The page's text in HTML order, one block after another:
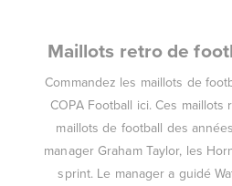
Maillots retro de
Commandez les maillots de
COPA Football ici. Ces
maillots de football des
manager Graham Taylor, les
sprint. Le manager a guidé